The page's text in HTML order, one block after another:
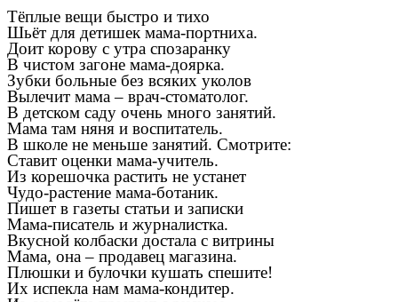
Тёплые вещи быстро и тихо
Шьёт для детишек мама-портниха.
Доит корову с утра спозаранку
В чистом загоне мама-доярка.
Зубки больные без всяких уколов
Вылечит мама – врач-стоматолог.
В детском саду очень много занятий.
Мама там няня и воспитатель.
В школе не меньше занятий. Смотрите:
Ставит оценки мама-учитель.
Из корешочка растить не устанет
Чудо-растение мама-ботаник.
Пишет в газеты статьи и записки
Мама-писатель и журналистка.
Вкусной колбаски достала с витрины
Мама, она – продавец магазина.
Плюшки и булочки кушать спешите!
Их испекла нам мама-кондитер.